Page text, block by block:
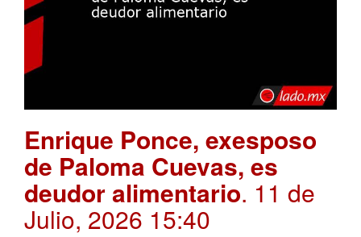
Enrique Ponce, exesposo
de Paloma Cuevas, es
deudor alimentario. 11 de
Julio, 2026 15:40